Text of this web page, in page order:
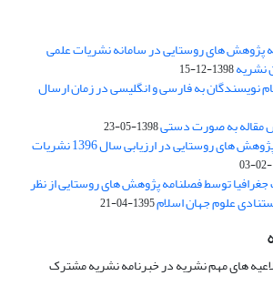
پژوهش های روستایی در سامانه نشریات علمی
نشریه1398-12-15
نویسندگان به فارسی و انگلیسی در زمان ارسال
مقاله به صورت دستی1398-05-23
کسب رتبه A فصلنامه پژوهش های روستایی در ارزیابی سال 1396 نشریات
توسط فصلنامه پژوهش های روستایی از نظر
علوم جهان اسلام1395-04-21
های مهم نشریه در خبرنامه نشریه مشترک